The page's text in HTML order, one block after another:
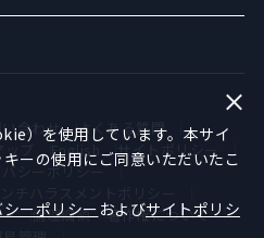
合わせ
よくある質問
プ English
サイトポリシー
シーポリシー
倫理綱領
著作権について
）を使用しています。本サイ
ーの使用にご同意いただいたこ
ーポリシー およびサイトポリシ